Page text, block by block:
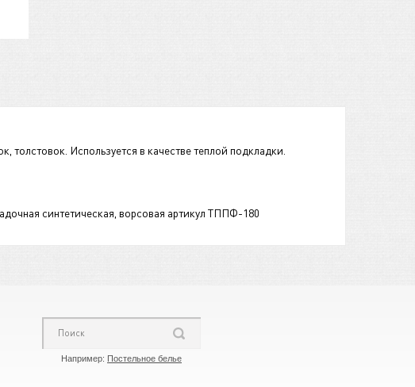
Используется в качестве теплой подкладки.
синтетическая, ворсовая артикул ТППФ-180
Например: Постельное белье